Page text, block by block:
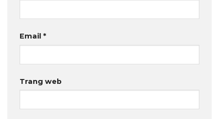
Email *
Trang web